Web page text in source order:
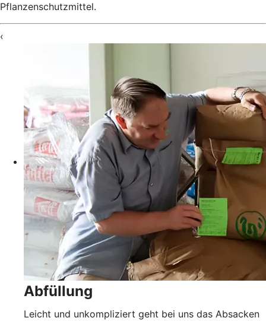
Pflanzenschutzmittel.
‹
Abfüllung
Leicht und unkompliziert geht bei uns das Absacken